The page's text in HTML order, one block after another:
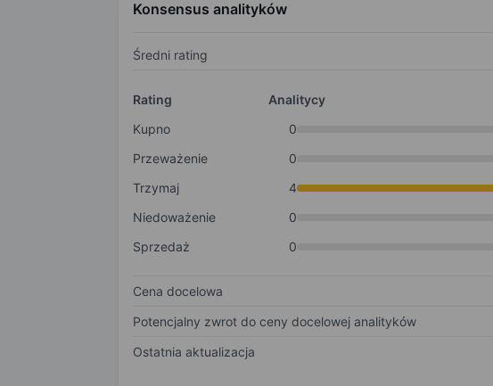
Konsensus analityków
Średni rating
Rating
Analitycy
Kupno
0
Przeważenie
0
Trzymaj
4
Niedoważenie
0
Sprzedaż
0
Cena docelowa
Potencjalny zwrot do ceny docelowej analityków
Ostatnia aktualizacja